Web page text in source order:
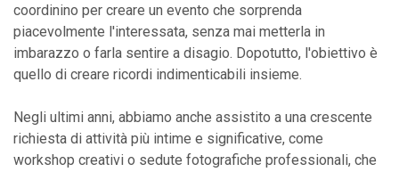
coordinino per creare un evento che sorprenda
piacevolmente l'interessata, senza mai metterla in
imbarazzo o farla sentire a disagio. Dopotutto, l'obiettivo è
quello di creare ricordi indimenticabili insieme.
Negli ultimi anni, abbiamo anche assistito a una crescente
richiesta di attività più intime e significative, come
workshop creativi o sedute fotografiche professionali, che